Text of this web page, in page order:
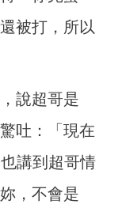
被打，所以
說超哥是
吐：「現在
講到超哥情
，不會是